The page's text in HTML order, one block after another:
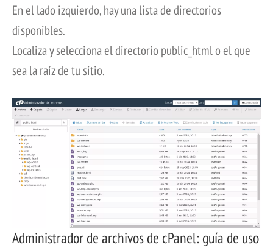
En el lado izquierdo, hay una lista de directorios
disponibles.
Localiza y selecciona el directorio public_html o el que
sea la raíz de tu sitio.
Administrador de archivos de cPanel: guía de uso